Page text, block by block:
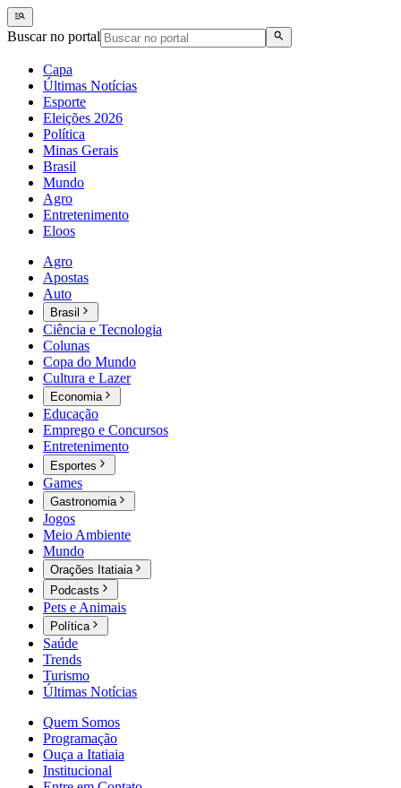
Buscar no portal
Capa
Últimas Notícias
Esporte
Eleições 2026
Política
Minas Gerais
Brasil
Mundo
Agro
Entretenimento
Eloos
Agro
Apostas
Auto
Brasil
Ciência e Tecnologia
Colunas
Copa do Mundo
Cultura e Lazer
Economia
Educação
Emprego e Concursos
Entretenimento
Esportes
Games
Gastronomia
Jogos
Meio Ambiente
Mundo
Orações Itatiaia
Podcasts
Pets e Animais
Política
Saúde
Trends
Turismo
Últimas Notícias
Quem Somos
Programação
Ouça a Itatiaia
Institucional